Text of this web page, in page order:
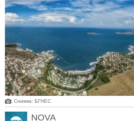
Снимка: БГНЕС
NOVA